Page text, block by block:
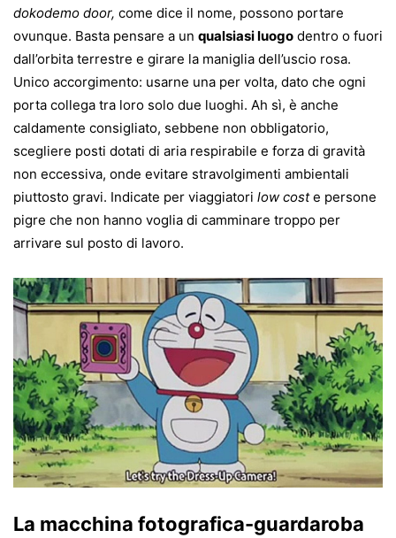
dokodemo door, come dice il nome, possono portare
ovunque. Basta pensare a un qualsiasi luogo dentro o fuori
dall’orbita terrestre e girare la maniglia dell’uscio rosa.
Unico accorgimento: usarne una per volta, dato che ogni
porta collega tra loro solo due luoghi. Ah sì, è anche
caldamente consigliato, sebbene non obbligatorio,
scegliere posti dotati di aria respirabile e forza di gravità
non eccessiva, onde evitare stravolgimenti ambientali
piuttosto gravi. Indicate per viaggiatori low coste persone
pigre che non hanno voglia di camminare troppo per
arrivare sul posto di lavoro.
La macchina fotografica-guardaroba